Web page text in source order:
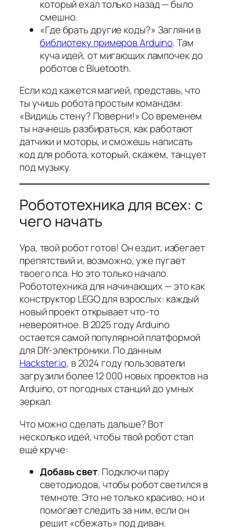
который ехал только назад — было
смешно.
«Где брать другие коды?» Загляни в
библиотеку примеров Arduino. Там
куча идей, от мигающих лампочек до
роботов с Bluetooth.
Если код кажется магией, представь, что
ты учишь робота простым командам:
«Видишь стену? Поверни!» Со временем
ты начнешь разбираться, как работают
датчики и моторы, и сможешь написать
код для робота, который, скажем, танцует
под музыку.
Робототехника для всех: с
чего начать
Ура, твой робот готов! Он ездит, избегает
препятствий и, возможно, уже пугает
твоего пса. Но это только начало.
Робототехника для начинающих — это как
конструктор LEGO для взрослых: каждый
новый проект открывает что-то
невероятное. В 2025 году Arduino
остается самой популярной платформой
для DIY-электроники. По данным
Hackster.io, в 2024 году пользователи
загрузили более 12 000 новых проектов на
Arduino, от погодных станций до умных
зеркал.
Что можно сделать дальше? Вот
несколько идей, чтобы твой робот стал
ещё круче:
Добавь свет. Подключи пару
светодиодов, чтобы робот светился в
темноте. Это не только красиво, но и
помогает следить за ним, если он
решит «сбежать» под диван.